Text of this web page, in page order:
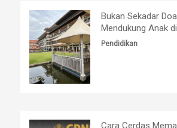
Bukan Sekadar
Mendukung Anak
Pendidikan
Cara Cerdas